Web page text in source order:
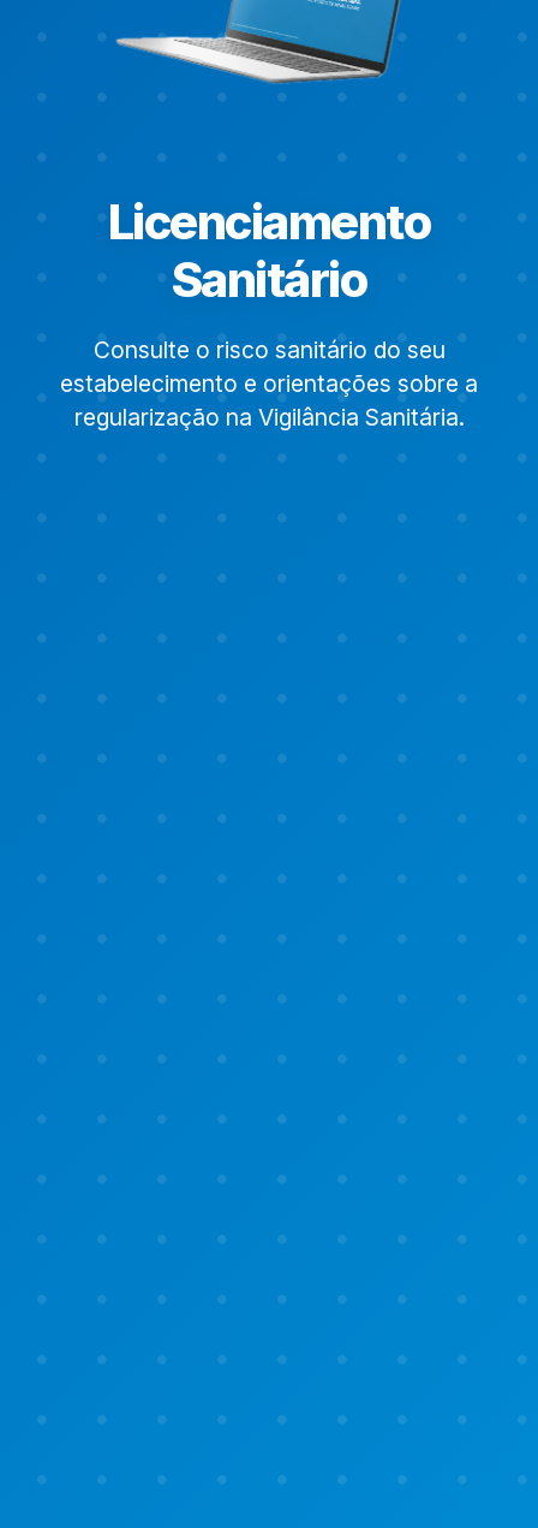
Licenciamento
Sanitário
Consulte o risco sanitário do seu
estabelecimento e orientações sobre a
regularização na Vigilância Sanitária.